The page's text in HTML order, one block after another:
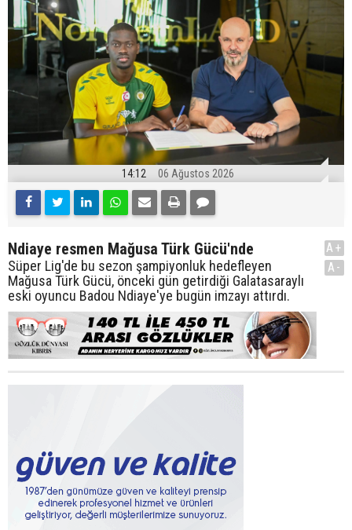
14:12 06 Ağustos 2026
Ndiaye resmen Mağusa Türk Gücü'nde
Süper Lig'de bu sezon şampiyonluk hedefleyen
Mağusa Türk Gücü, önceki gün getirdiği Galatasaraylı
eski oyuncu Badou Ndiaye'ye bugün imzayı attırdı.
A+
A-